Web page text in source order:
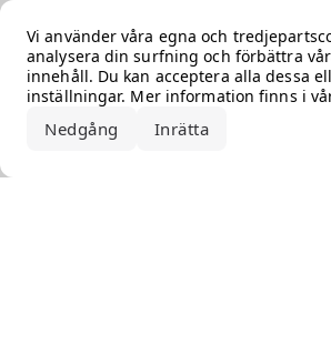
Vi använder våra egna och
analysera din surfning och förbättra
innehåll. Du kan acceptera alla dessa
inställningar. Mer information finns i
Nedgång Inrätta
Error loading